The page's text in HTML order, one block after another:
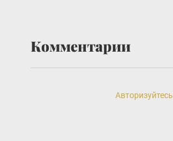
Комментарии
Авторизуйтесь